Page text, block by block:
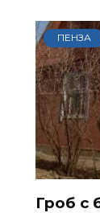
ПЕНЗА
Гроб с